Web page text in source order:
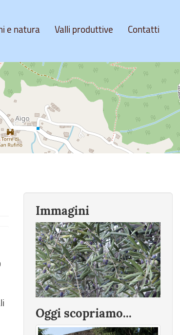
e natura Valli produttive Contatti
Immagini
Oggi scopriamo...